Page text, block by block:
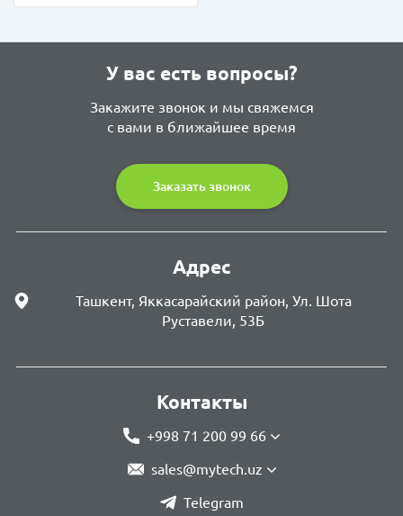
У вас есть вопросы?
Закажите звонок и мы свяжемся
с вами в ближайшее время
Заказать звонок
Адрес
Ташкент, Яккасарайский район, Ул. Шота
Руставели, 53Б
Контакты
+998 71 200 99 66
sales@mytech.uz
Telegram